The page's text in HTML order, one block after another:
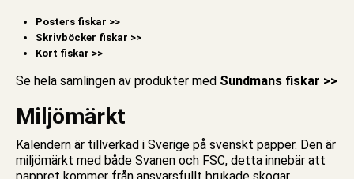
Posters fiskar >>
Skrivböcker fiskar >>
Kort fiskar >>
Se hela samlingen av produkter med Sundmans fiskar >>
Miljömärkt
Kalendern är tillverkad i Sverige på svenskt papper. Den är
miljömärkt med både Svanen och FSC, detta innebär att